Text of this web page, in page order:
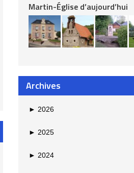
Martin-Église d’aujourd’hui
Archives
► 2026
► 2025
► 2024